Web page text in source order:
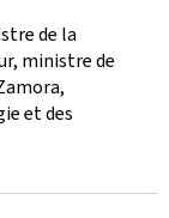
de la
ministre de
et des